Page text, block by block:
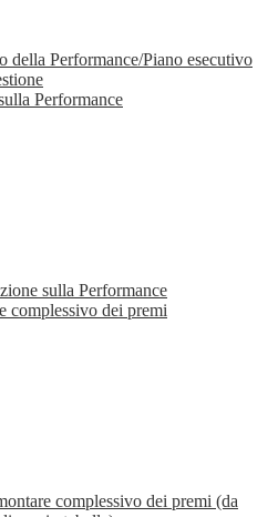
della Performance/Piano esecutivo
Performance
sulla Performance
complessivo dei premi
complessivo dei premi (da